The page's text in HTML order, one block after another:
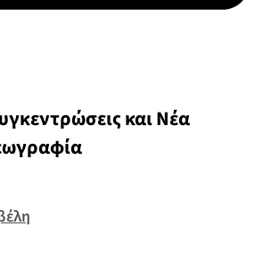
και Νέα